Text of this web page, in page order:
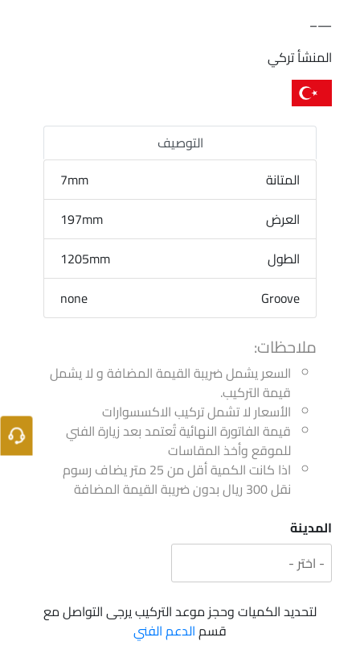
—–
المنشأ تركي
التوصيف
المتانة
7mm
العرض
197mm
الطول
1205mm
Groove
none
ملاحظات:
السعر يشمل ضريبة القيمة المضافة و لا يشمل
قيمة التركيب.
الأسعار لا تشمل تركيب الاكسسوارات
قيمة الفاتورة النهائية تُعتمد بعد زيارة الفني
للموقع وأخذ المقاسات
اذا كانت الكمية أقل من 25 متر يضاف رسوم
نقل 300 ريال بدون ضريبة القيمة المضافة
المدينة
لتحديد الكميات وحجز موعد التركيب يرجى التواصل مع
قسمالدعم الفني